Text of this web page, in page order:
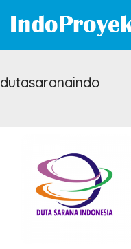
dutasaranaindo